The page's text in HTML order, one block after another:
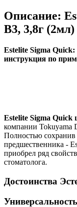
Описание:
В3, 3,8г (2мл)
Estelite Sigma Quick:
инструкция по
Estelite Sigma Quick
компании Tokuyama
Полностью сохранив
предшественника -
приобрел ряд
стоматолога.
Достоинства
Универсальность